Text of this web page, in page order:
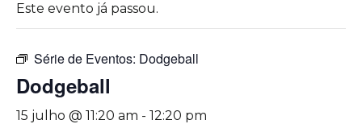
Este evento já passou.
Série de Eventos: Dodgeball
Dodgeball
15 julho @ 11:20 am - 12:20 pm